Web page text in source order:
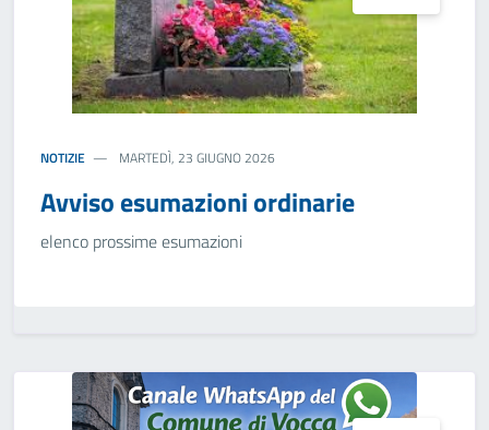
NOTIZIE MARTEDÌ, 23 GIUGNO 2026
Avviso esumazioni ordinarie
elenco prossime esumazioni